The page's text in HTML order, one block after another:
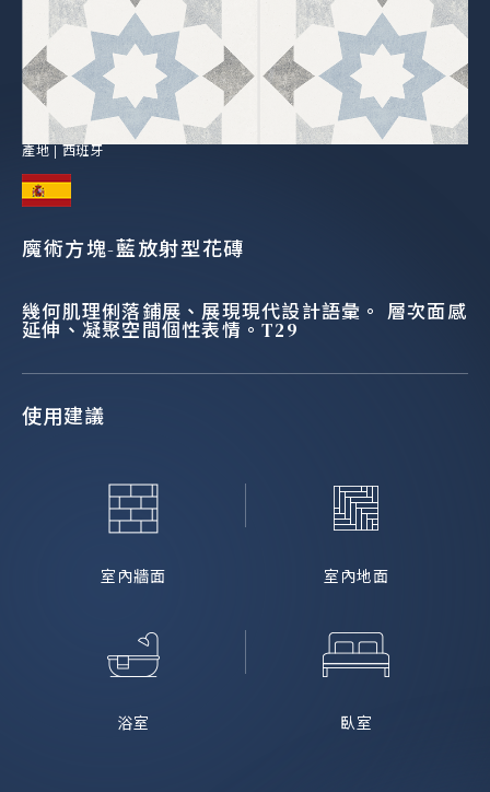
產地 | 西班牙
魔術方塊-藍放射型花磚
幾何肌理俐落鋪展、展現現代設計語彙。 層次面感
延伸、凝聚空間個性表情。T29
使用建議
室內牆面 室內地面
浴室 臥室